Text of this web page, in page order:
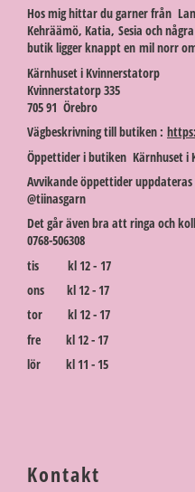
Hos mig hittar du garner från
Kehräämö, Katia, Sesia och
butik ligger knappt en mil norr
Kärnhuset i Kvinnerstatorp
Kvinnerstatorp 335
705 91 Örebro
Vägbeskrivning till butiken :
Öppettider i butiken Kärnhuset i
Avvikande öppettider
@tiinasgarn
Det går även bra att ringa och
0768-506308
tis kl 12 - 17
ons kl 12 - 17
tor kl 12 - 17
fre kl 12 - 17
lör kl 11 - 15
Kontakt